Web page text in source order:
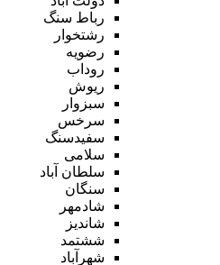
رباط سنگ
رشتخوار
رضویه
روداب
ریوش
سبزوار
سرخس
سفیدسنگ
سلامی
سلطان آباد
سنگان
شادمهر
شاندیز
ششتمد
شهرآباد